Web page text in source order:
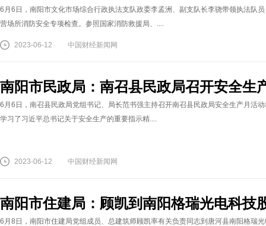
6月6日，南阳市文化市场综合行政执法支队政委李孟洲、副支队长李骁带领执法队
营场所消防安全专项检查。参照国家消防救援局、....
2023-06-12 中国财经新闻网
南阳市民政局：南召县民政局召开安全生
6月6日，南召县民政局党组书记、局长范书强主持召开南召县民政局安全生产月活
学习了习近平总书记关于安全生产的重要指示精....
2023-06-12 中国财经新闻网
南阳市住建局：顾凯到南阳格瑞光电科技
6月8日，南阳市住建局党组成员、总建筑师顾凯率有关负责同志到唐河县南阳格瑞